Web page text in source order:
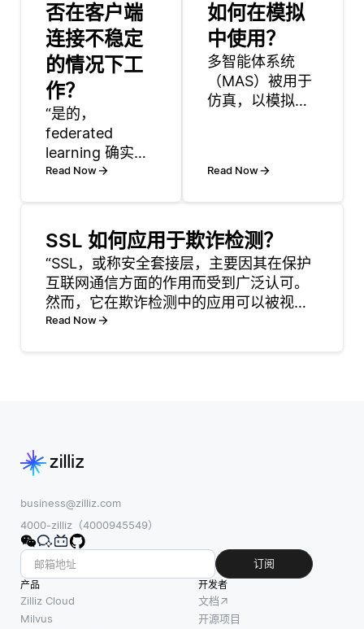
否在客户端
连接不稳定
的情况下工
作？
“是的，
federated
learning 确实可
以在客户端连接
关键特性是能够
在分散的数据上
进行训练，同时
允许客户端（设
备）参与训练过
程，而无需与服
Read Now
如何在模拟
中使用？
多智能体系统
（MAS）被用于
仿真，以模拟复
动。系统中的每
个智能体都是自
身的知识、目标
以及其他智能体
的行为做出决
策。这种方法使
Read Now
SSL 如何应用于欺诈检测？
“SSL，或称安全套接层，主要因其在保护
互联网通信方面的作用而受到广泛认可。
然而，它在欺诈检测中的应用可以被视为
提供一个安全的数据传输框架，这在监控
Read Now
business@zilliz.com
4000-zilliz（4000945549）
订阅
产品
Zilliz Cloud
Milvus
开发者
文档
开源项目